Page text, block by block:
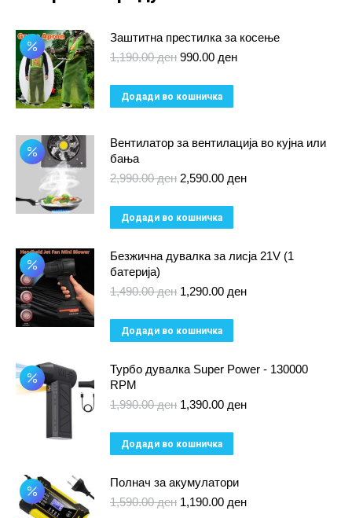
Заштитна престилка за косење
1,190.00ден Original
was:
1,190.00 ден.
990.00 денCurrent
Додади во кошничка
Вентилатор за вентилација во кујна или
бања
2,990.00ден Original
was:
2,990.00 ден.
2,590.00 денCurrent
Додади во кошничка
Безжична дувалка за лисја 21V (1
батерија)
1,490.00ден Original
was:
1,490.00 ден.
1,290.00 денCurrent
Додади во кошничка
Турбо дувалка Super Power - 130000
RPM
1,990.00ден Original
was:
1,990.00 ден.
1,390.00 денCurrent
Додади во кошничка
Полнач за акумулатори
1,590.00ден Original
1,190.00 денCurrent